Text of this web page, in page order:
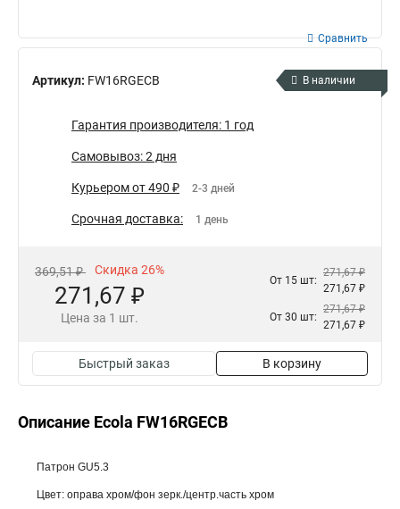
Артикул: FW16RGECB
Сравнить
В наличии
Гарантия производителя: 1 год
Самовывоз: 2 дня
Курьером от 490 ₽ 2-3 дней
Срочная доставка: 1 день
369,51 ₽ Скидка 26%
271,67 ₽
Цена за 1 шт.
От 15 шт:
271,67 ₽
271,67 ₽
От 30 шт:
271,67 ₽
271,67 ₽
Быстрый заказ В корзину
Описание Ecola FW16RGECB
Патрон GU5.3
Цвет: оправа хром/фон зерк./центр.часть хром